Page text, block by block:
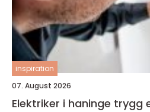
inspiration
07. August 2026
Elektriker i haninge trygg elservice för hem